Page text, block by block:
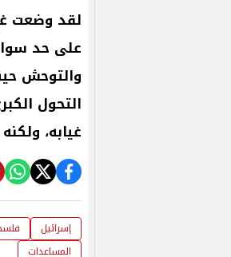
لقد وضعت
على حد
والتوحش
التحول
غيابه، ولكنه
إسرائيل
المساعدات